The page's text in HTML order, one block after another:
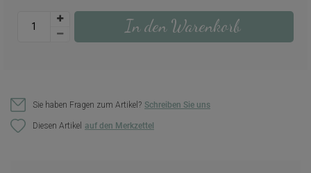
In den Warenkorb
Sie haben Fragen zum Artikel? Schreiben Sie uns
Diesen Artikel